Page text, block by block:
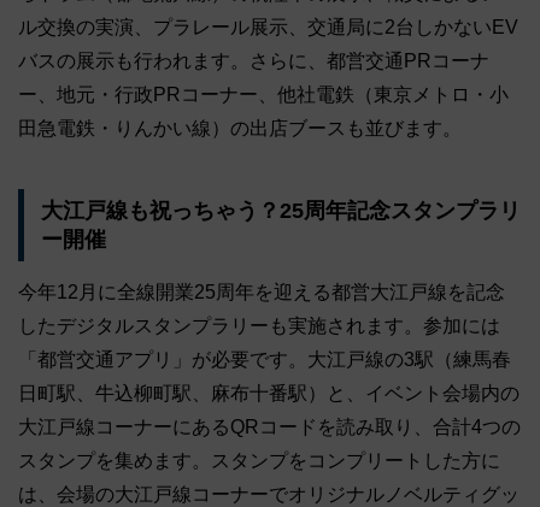
ル交換の実演、プラレール展示、交通局に2台しかないEV
バスの展示も行われます。さらに、都営交通PRコーナ
ー、地元・行政PRコーナー、他社電鉄（東京メトロ・小
田急電鉄・りんかい線）の出店ブースも並びます。
大江戸線も祝っちゃう？25周年記念スタンプラリ
ー開催
今年12月に全線開業25周年を迎える都営大江戸線を記念
したデジタルスタンプラリーも実施されます。参加には
「都営交通アプリ」が必要です。大江戸線の3駅（練馬春
日町駅、牛込柳町駅、麻布十番駅）と、イベント会場内の
大江戸線コーナーにあるQRコードを読み取り、合計4つの
スタンプを集めます。スタンプをコンプリートした方に
は、会場の大江戸線コーナーでオリジナルノベルティグッ